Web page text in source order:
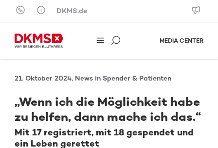
Skip to content
DKMS.de
MEDIA CENTER
21. Oktober 2024, News in Spender & Patienten
„Wenn ich die Möglichkeit habe
zu helfen, dann mache ich das.“
Mit 17 registriert, mit 18 gespendet und
ein Leben gerettet